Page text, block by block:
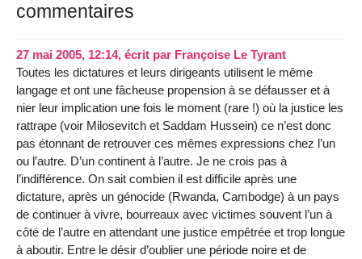
commentaires
27 mai 2005, 12:14, écrit par Françoise Le Tyrant
Toutes les dictatures et leurs dirigeants utilisent le même
langage et ont une fâcheuse propension à se défausser et à
nier leur implication une fois le moment (rare !) où la justice les
rattrape (voir Milosevitch et Saddam Hussein) ce n’est donc
pas étonnant de retrouver ces mêmes expressions chez l’un
ou l’autre. D’un continent à l’autre. Je ne crois pas à
l’indifférence. On sait combien il est difficile après une
dictature, après un génocide (Rwanda, Cambodge) à un pays
de continuer à vivre, bourreaux avec victimes souvent l’un à
côté de l’autre en attendant une justice empêtrée et trop longue
à aboutir. Entre le désir d’oublier une période noire et de